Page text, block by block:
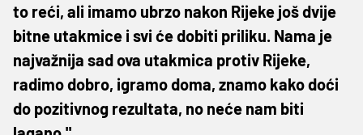
to reći, ali imamo ubrzo nakon Rijeke još dvije
bitne utakmice i svi će dobiti priliku. Nama je
najvažnija sad ova utakmica protiv Rijeke,
radimo dobro, igramo doma, znamo kako doći
do pozitivnog rezultata, no neće nam biti